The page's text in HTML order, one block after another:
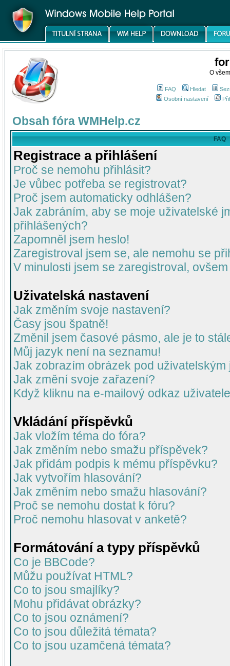
O
FAQ Hledat
Osobní nastavení
Obsah fóra WMHelp.cz
FAQ
Registrace a přihlášení
Proč se nemohu přihlásit?
Je vůbec potřeba se registrovat?
Proč jsem automaticky odhlášen?
Jak zabráním, aby se moje uživatelské
přihlášených?
Zapomněl jsem heslo!
Zaregistroval jsem se, ale nemohu se
V minulosti jsem se zaregistroval,
Uživatelská nastavení
Jak změním svoje nastavení?
Časy jsou špatně!
Změnil jsem časové pásmo, ale je to
Můj jazyk není na seznamu!
Jak zobrazím obrázek pod uživatelským
Jak změní svoje zařazení?
Když kliknu na e-mailový odkaz
Vkládání příspěvků
Jak vložím téma do fóra?
Jak změním nebo smažu příspěvek?
Jak přidám podpis k mému příspěvku?
Jak vytvořím hlasování?
Jak změním nebo smažu hlasování?
Proč se nemohu dostat k fóru?
Proč nemohu hlasovat v anketě?
Formátování a typy příspěvků
Co je BBCode?
Můžu používat HTML?
Co to jsou smajlíky?
Mohu přidávat obrázky?
Co to jsou oznámení?
Co to jsou důležitá témata?
Co to jsou uzamčená témata?